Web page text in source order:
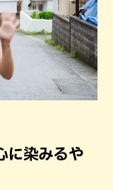
に染みるや